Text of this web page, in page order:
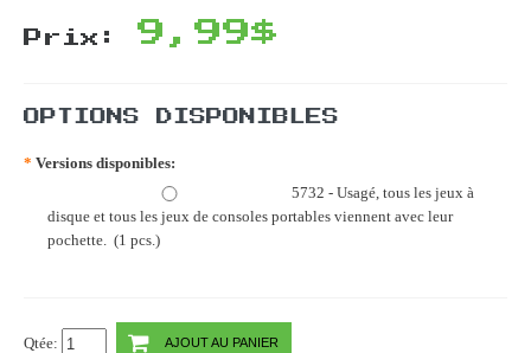
Prix: 9,99$
OPTIONS DISPONIBLES
* Versions disponibles:
5732 - Usagé, tous les jeux à
disque et tous les jeux de consoles portables viennent avec leur
pochette. (1 pcs.)
Qtée: AJOUT AU PANIER